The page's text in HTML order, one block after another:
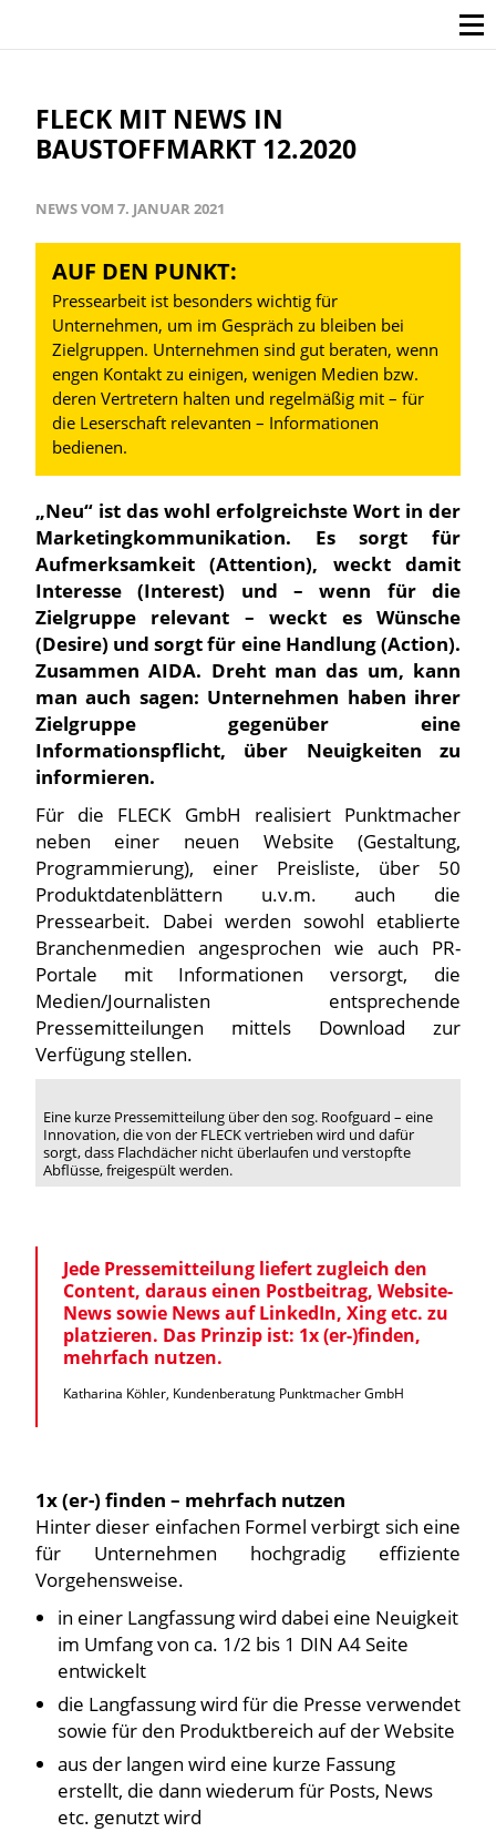
FLECK MIT NEWS IN
BAUSTOFFMARKT 12.2020
NEWS VOM 7. JANUAR 2021
AUF DEN PUNKT:
Pressearbeit ist besonders wichtig für
Unternehmen, um im Gespräch zu bleiben bei
Zielgruppen. Unternehmen sind gut beraten, wenn
engen Kontakt zu einigen, wenigen Medien bzw.
deren Vertretern halten und regelmäßig mit – für
die Leserschaft relevanten – Informationen
bedienen.
„Neu“ ist das wohl erfolgreichste Wort in der
Marketingkommunikation. Es sorgt für
Aufmerksamkeit (Attention), weckt damit
Interesse (Interest) und – wenn für die
Zielgruppe relevant – weckt es Wünsche
(Desire) und sorgt für eine Handlung (Action).
Zusammen AIDA. Dreht man das um, kann
man auch sagen: Unternehmen haben ihrer
Zielgruppe gegenüber eine
Informationspflicht, über Neuigkeiten zu
informieren.
Für die FLECK GmbH realisiert Punktmacher
neben einer neuen Website (Gestaltung,
Programmierung), einer Preisliste, über 50
Produktdatenblättern u.v.m. auch die
Pressearbeit. Dabei werden sowohl etablierte
Branchenmedien angesprochen wie auch PR-
Portale mit Informationen versorgt, die
Medien/Journalisten entsprechende
Pressemitteilungen mittels Download zur
Verfügung stellen.
Eine kurze Pressemitteilung über den sog. Roofguard – eine
Innovation, die von der FLECK vertrieben wird und dafür
sorgt, dass Flachdächer nicht überlaufen und verstopfte
Abflüsse, freigespült werden.
Jede Pressemitteilung liefert zugleich den
Content, daraus einen Postbeitrag, Website-
News sowie News auf LinkedIn, Xing etc. zu
platzieren. Das Prinzip ist: 1x (er-)finden,
mehrfach nutzen.
Katharina Köhler, Kundenberatung Punktmacher GmbH
1x (er-) finden – mehrfach nutzen
Hinter dieser einfachen Formel verbirgt sich eine
für Unternehmen hochgradig effiziente
Vorgehensweise.
in einer Langfassung wird dabei eine Neuigkeit
im Umfang von ca. 1/2 bis 1 DIN A4 Seite
entwickelt
die Langfassung wird für die Presse verwendet
sowie für den Produktbereich auf der Website
aus der langen wird eine kurze Fassung
erstellt, die dann wiederum für Posts, News
etc. genutzt wird